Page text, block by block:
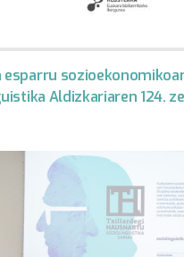
esparru
Aldizkariaren 124.